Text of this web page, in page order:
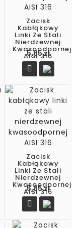
Zacisk
Kabłąkowy
Linki Ze Stali
Nierdzewnej
Kwasoodpornej
AISI 316
5,85 zł

Zacisk
Kabłąkowy
Linki Ze Stali
Nierdzewnej
Kwasoodpornej
AISI 316
5,85 złCena
